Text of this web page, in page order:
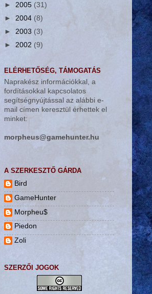
► 2005 (31)
► 2004 (8)
► 2003 (3)
► 2002 (9)
ELÉRHETŐSÉG, TÁMOGATÁS
Naprakész információkkal, a
fordításokkal kapcsolatos
segítségnyújtással az alábbi e-
mail címen keresztül érhettek el
minket:
uh.retnuhemag@suehprom
A SZERKESZTŐ GÁRDA
Bird
GameHunter
Morpheu$
Piedon
Zoli
SZERZŐI JOGOK